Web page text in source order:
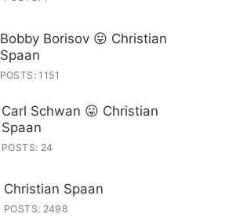
Bobby Borisov 😛 Christian
Spaan
POSTS: 1151
Carl Schwan 😛 Christian
Spaan
POSTS: 24
Christian Spaan
POSTS: 2498